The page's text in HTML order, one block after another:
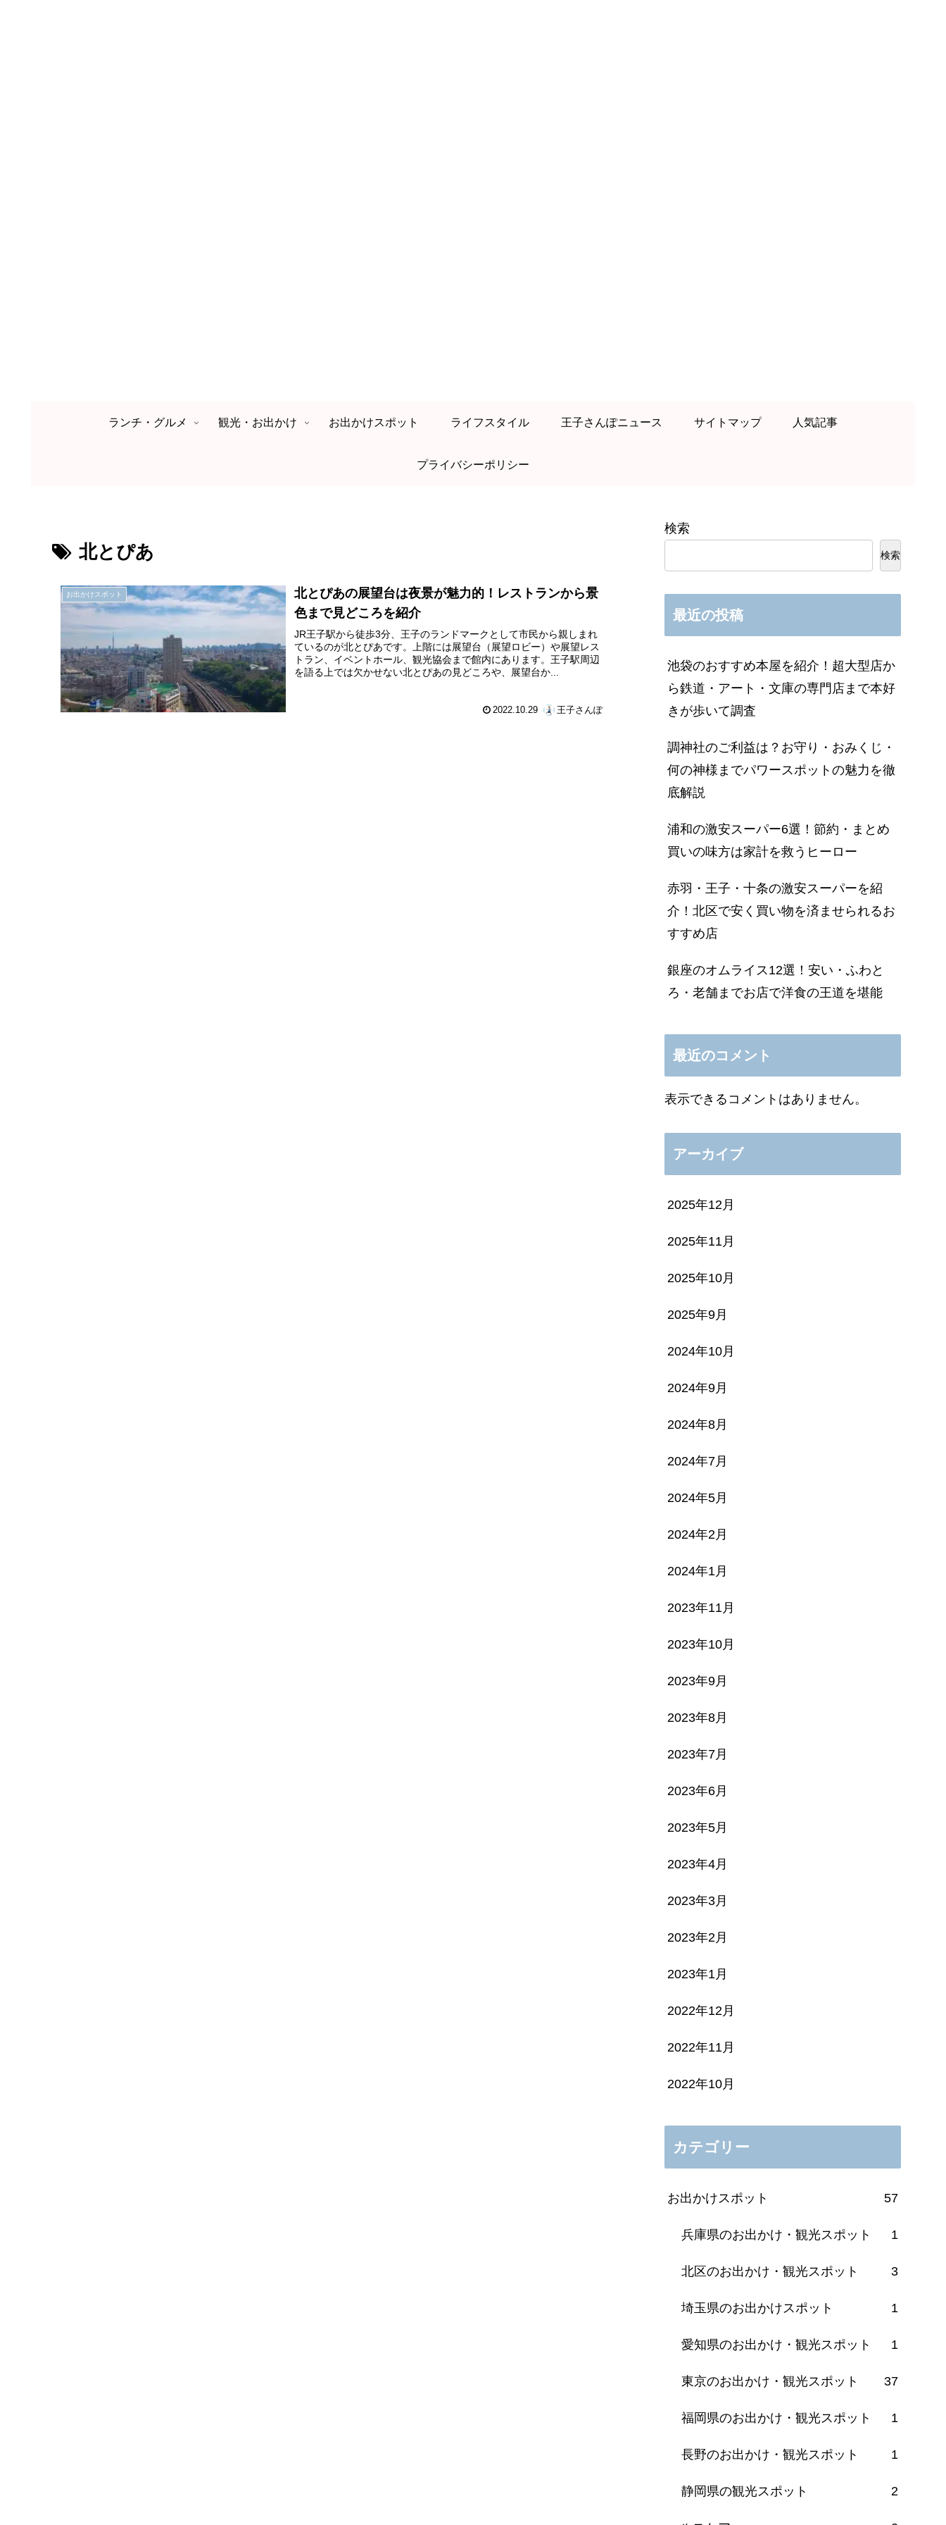
ランチ・グルメ 観光・お出かけ お出かけスポット ライフスタイル 王子さんぽニュース サイトマップ 人気記事
プライバシーポリシー
北とぴあ
お出かけスポット
北とぴあの展望台は夜景が魅力的！レストランから景
色まで見どころを紹介
JR王子駅から徒歩3分、王子のランドマークとして市民から親しまれ
ているのが北とぴあです。上階には展望台（展望ロビー）や展望レス
トラン、イベントホール、観光協会まで館内にあります。王子駅周辺
を語る上では欠かせない北とぴあの見どころや、展望台か...
2022.10.29 王子さんぽ
検索
検索
最近の投稿
池袋のおすすめ本屋を紹介！超大型店か
ら鉄道・アート・文庫の専門店まで本好
きが歩いて調査
調神社のご利益は？お守り・おみくじ・
何の神様までパワースポットの魅力を徹
底解説
浦和の激安スーパー6選！節約・まとめ
買いの味方は家計を救うヒーロー
赤羽・王子・十条の激安スーパーを紹
介！北区で安く買い物を済ませられるお
すすめ店
銀座のオムライス12選！安い・ふわと
ろ・老舗までお店で洋食の王道を堪能
最近のコメント
表示できるコメントはありません。
アーカイブ
2025年12月
2025年11月
2025年10月
2025年9月
2024年10月
2024年9月
2024年8月
2024年7月
2024年5月
2024年2月
2024年1月
2023年11月
2023年10月
2023年9月
2023年8月
2023年7月
2023年6月
2023年5月
2023年4月
2023年3月
2023年2月
2023年1月
2022年12月
2022年11月
2022年10月
カテゴリー
お出かけスポット 57
兵庫県のお出かけ・観光スポット 1
北区のお出かけ・観光スポット 3
埼玉県のお出かけスポット 1
愛知県のお出かけ・観光スポット 1
東京のお出かけ・観光スポット 37
福岡県のお出かけ・観光スポット 1
長野のお出かけ・観光スポット 1
静岡県の観光スポット 2